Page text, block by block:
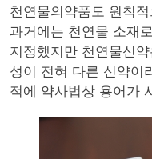
천연물의약품도 원칙
과거에는 천연물 소재
지정했지만 천연물신
성이 전혀 다른 신약이
적에 약사법상 용어가